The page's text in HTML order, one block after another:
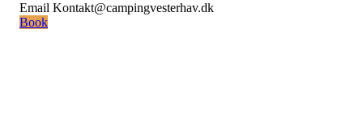
Email Kontakt@campingvesterhav.dk
Book